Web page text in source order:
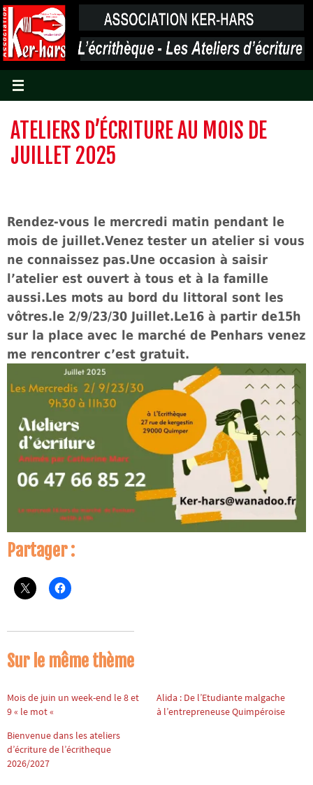
Passer
vers
le
contenu
ATELIERS D’ÉCRITURE AU MOIS DE
JUILLET 2025
Rendez-vous le mercredi matin pendant le
mois de juillet.Venez tester un atelier si vous
ne connaissez pas.Une occasion à saisir
l’atelier est ouvert à tous et à la famille
aussi.Les mots au bord du littoral sont les
vôtres.le 2/9/23/30 Juillet.Le16 à partir de15h
sur la place avec le marché de Penhars venez
me rencontrer c’est gratuit.
Partager :
Sur le même thème
Mois de juin un week-end le 8 et
9 « le mot «
Alida : De l’Etudiante malgache
à l’entrepreneuse Quimpéroise
Bienvenue dans les ateliers
d’écriture de l’écritheque
2026/2027